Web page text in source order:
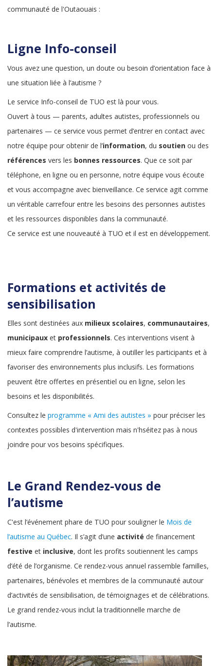
communauté de l'Outaouais :
Ligne Info-conseil
Vous avez une question, un doute ou besoin d’orientation face à
une situation liée à l’autisme ?
Le service Info-conseil de TUO est là pour vous.
Ouvert à tous — parents, adultes autistes, professionnels ou
partenaires — ce service vous permet d’entrer en contact avec
notre équipe pour obtenir de l’information, du soutien ou des
références vers les bonnes ressources. Que ce soit par
téléphone, en ligne ou en personne, notre équipe vous écoute
et vous accompagne avec bienveillance. Ce service agit comme
un véritable carrefour entre les besoins des personnes autistes
et les ressources disponibles dans la communauté.
Ce service est une nouveauté à TUO et il est en développement.
Formations et activités de
sensibilisation
Elles sont destinées aux milieux scolaires, communautaires,
municipaux et professionnels. Ces interventions visent à
mieux faire comprendre l’autisme, à outiller les participants et à
favoriser des environnements plus inclusifs. Les formations
peuvent être offertes en présentiel ou en ligne, selon les
besoins et les disponibilités.
Consultez le programme « Ami des autistes » pour préciser les
contextes possibles d'intervention mais n'hséitez pas à nous
joindre pour vos besoins spécifiques.
Le Grand Rendez-vous de
l’autisme
C'est l’événement phare de TUO pour souligner le Mois de
l’autisme au Québec. Il s’agit d’une activité de financement
festive et inclusive, dont les profits soutiennent les camps
d’été de l’organisme. Ce rendez-vous annuel rassemble familles,
partenaires, bénévoles et membres de la communauté autour
d’activités de sensibilisation, de témoignages et de célébrations.
Le grand rendez-vous inclut la traditionnelle marche de
l’autisme.